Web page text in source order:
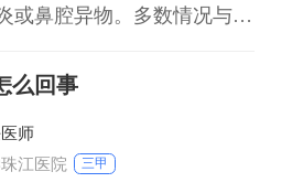
或鼻腔异物。多数情况与过
、花粉等过敏原后，孩子会
塞，常伴揉鼻子、打喷嚏。
清洁，避免孩子接触已知过
感染：感冒初期或恢复
么回事
师
江医院
三甲